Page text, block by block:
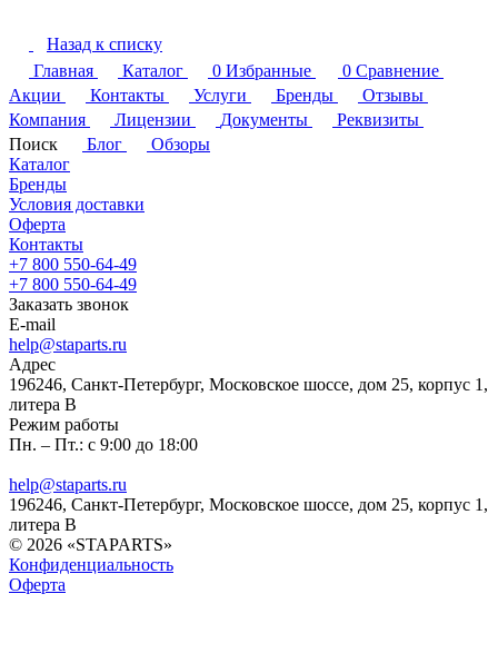
Назад к списку
Главная
Каталог 0 Избранные 0 Сравнение
Акции
Контакты Услуги Бренды
Отзывы
Компания
Лицензии Документы
Реквизиты
Поиск
Блог
Обзоры
Каталог
Бренды
Условия доставки
Оферта
Контакты
+7 800 550-64-49
+7 800 550-64-49
Заказать звонок
E-mail
help@staparts.ru
Адрес
196246, Санкт-Петербург, Московское шоссе, дом 25, корпус 1,
литера В
Режим работы
Пн. – Пт.: с 9:00 до 18:00
help@staparts.ru
196246, Санкт-Петербург, Московское шоссе, дом 25, корпус 1,
литера В
© 2026 «STAPARTS»
Конфиденциальность
Оферта